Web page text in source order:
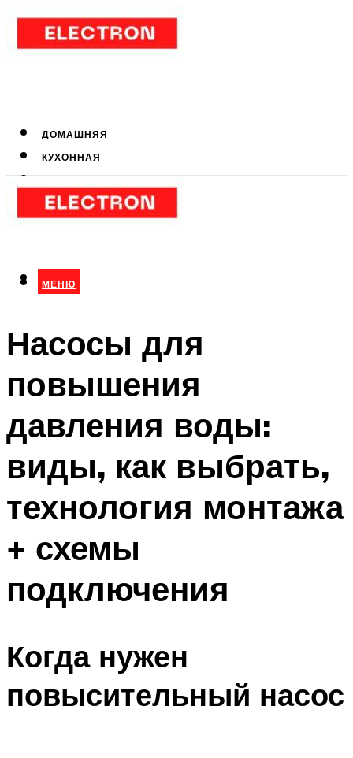
ДОМАШНЯЯ
КУХОННАЯ
КЛИМАТИЧЕСКАЯ
МЕНЮ
МЕНЮ
Насосы для
повышения
давления воды:
виды, как выбрать,
технология монтажа
+ схемы
подключения
Когда нужен
повысительный насос